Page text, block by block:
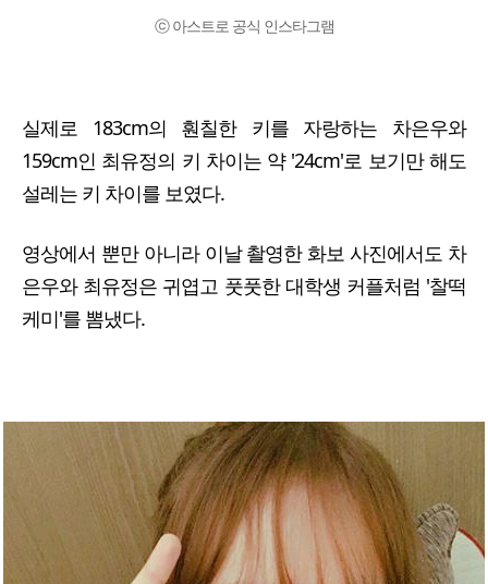
ⓒ 아스트로 공식 인스타그램
실제로 183cm의 훤칠한 키를 자랑하는 차은우와
159cm인 최유정의 키 차이는 약 '24cm'로 보기만 해도
설레는 키 차이를 보였다.
영상에서 뿐만 아니라 이날 촬영한 화보 사진에서도 차
은우와 최유정은 귀엽고 풋풋한 대학생 커플처럼 '찰떡
케미'를 뽐냈다.